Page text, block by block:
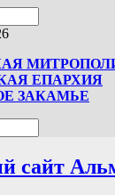
ЕПАРХИЯ
ЗАКАМЬЕ